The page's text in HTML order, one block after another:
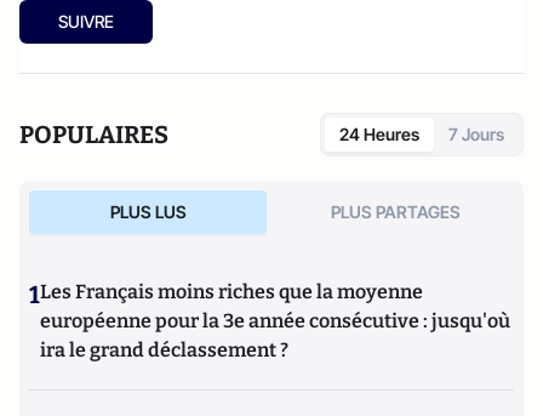
SUIVRE
POPULAIRES 24 Heures 7 Jours
PLUS LUS PLUS PARTAGES
1Les Français moins riches que la moyenne
européenne pour la 3e année consécutive : jusqu'où
ira le grand déclassement ?